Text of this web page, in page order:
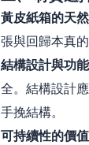
黃皮紙箱的天
張與回歸本真
結構設計與功
全。結構設計
手挽結構。
可持續性的價